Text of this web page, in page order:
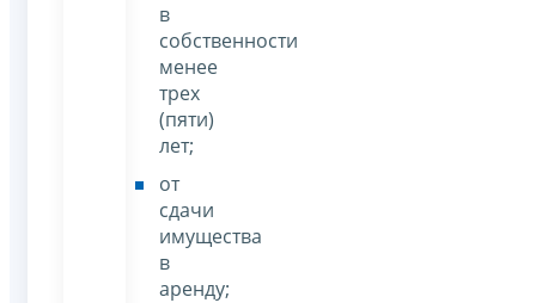
в
собственности
менее
трех
(пяти)
лет;
от
сдачи
имущества
в
аренду;